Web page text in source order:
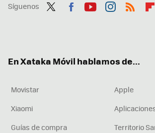
Síguenos
En Xataka Móvil hablamos de...
Movistar
Apple
Xiaomi
Guías de compra
Territorio